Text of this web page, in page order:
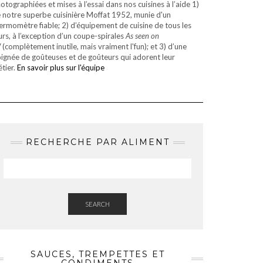
et mises à l’essai dans nos cuisines à l’aide 1)
notre superbe cuisinière Moffat 1952, munie d'un
fiable; 2) d’équipement de cuisine de tous les
à l’exception d’un coupe-spiralesAs seen on
(complètement inutile, mais vraiment l'fun); et 3) d’une
de goûteuses et de goûteurs qui adorent leur
En savoir plus sur l'équipe
RECHERCHE PAR ALIMENT
SEARCH
SAUCES, TREMPETTES ET